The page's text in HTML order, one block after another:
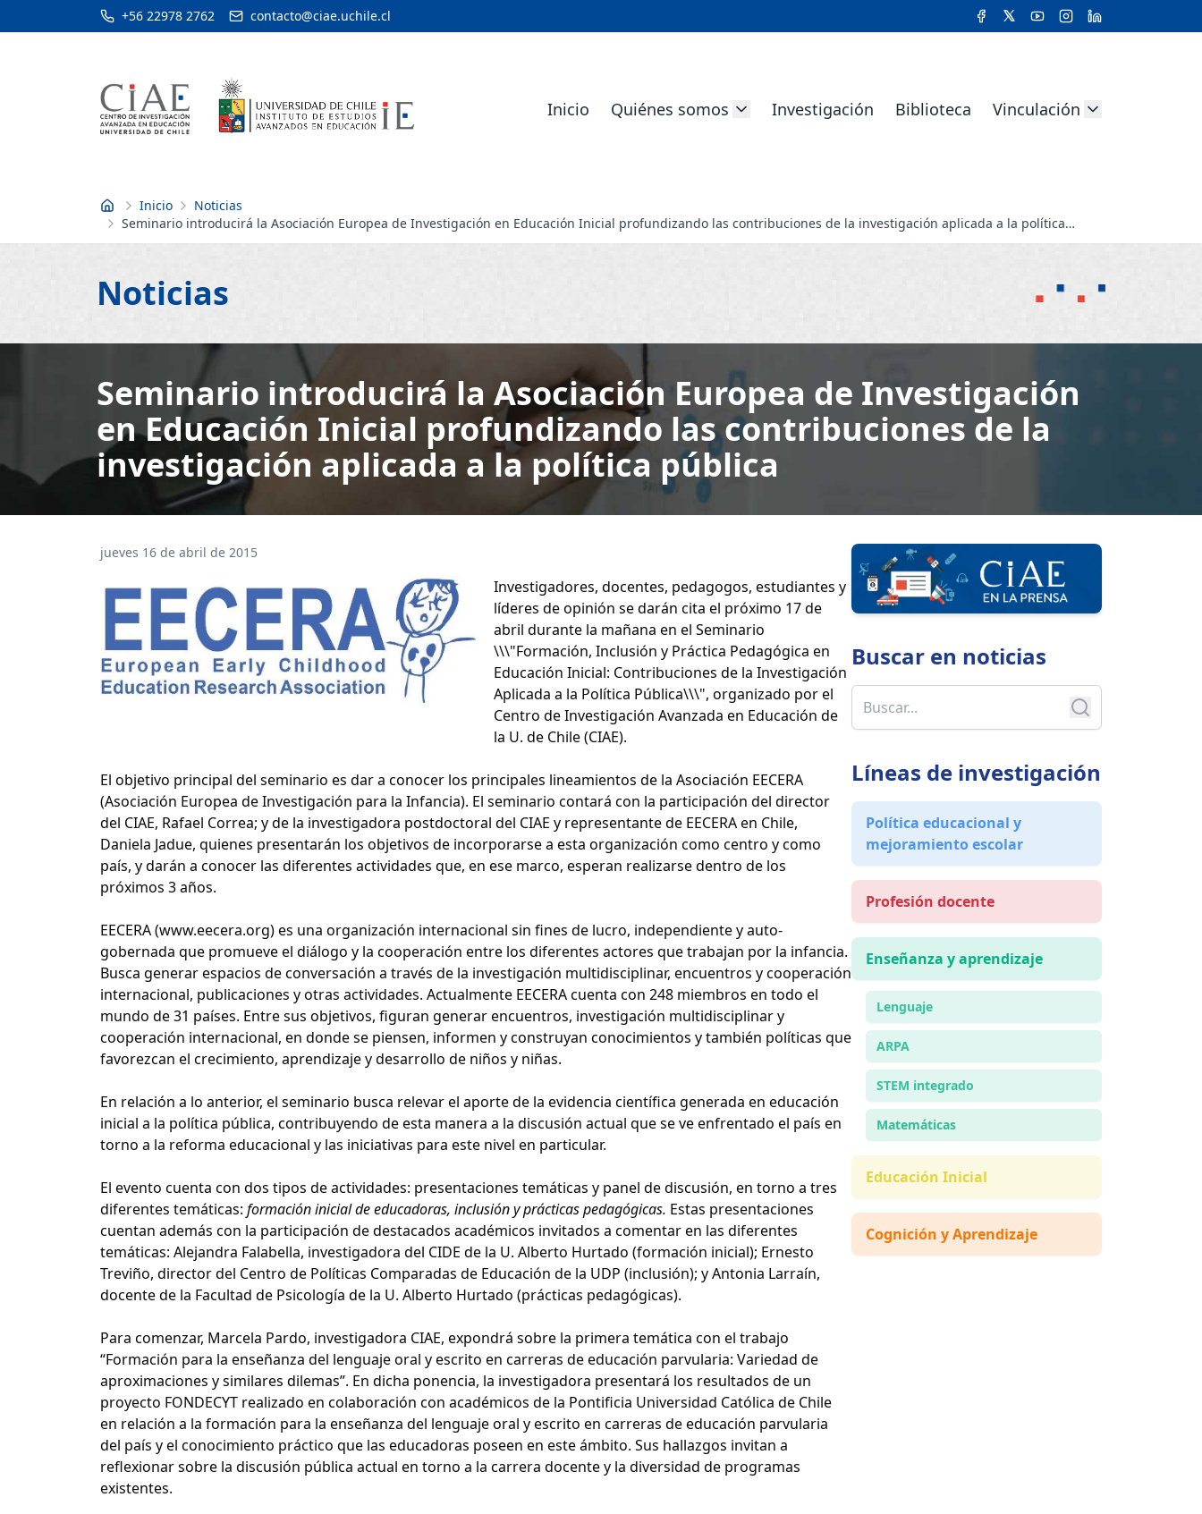
+56 22978 2762 contacto@ciae.uchile.cl
Inicio Quiénes somos Investigación Biblioteca Vinculación
Inicio Inicio
Noticias
Seminario introducirá la Asociación Europea de Investigación en Educación Inicial profundizando las contribuciones de la investigación aplicada a la política
pública
Noticias
Seminario introducirá la Asociación Europea de Investigación
en Educación Inicial profundizando las contribuciones de la
investigación aplicada a la política pública
jueves 16 de abril de 2015
Investigadores, docentes, pedagogos, estudiantes y
líderes de opinión se darán cita el próximo 17 de
abril durante la mañana en el Seminario
\\\"Formación, Inclusión y Práctica Pedagógica en
Educación Inicial: Contribuciones de la Investigación
Aplicada a la Política Pública\\\", organizado por el
Centro de Investigación Avanzada en Educación de
la U. de Chile (CIAE).
El objetivo principal del seminario es dar a conocer los principales lineamientos de la Asociación EECERA
(Asociación Europea de Investigación para la Infancia). El seminario contará con la participación del director
del CIAE, Rafael Correa; y de la investigadora postdoctoral del CIAE y representante de EECERA en Chile,
Daniela Jadue, quienes presentarán los objetivos de incorporarse a esta organización como centro y como
país, y darán a conocer las diferentes actividades que, en ese marco, esperan realizarse dentro de los
próximos 3 años.
EECERA (www.eecera.org) es una organización internacional sin fines de lucro, independiente y auto-
gobernada que promueve el diálogo y la cooperación entre los diferentes actores que trabajan por la infancia.
Busca generar espacios de conversación a través de la investigación multidisciplinar, encuentros y cooperación
internacional, publicaciones y otras actividades. Actualmente EECERA cuenta con 248 miembros en todo el
mundo de 31 países. Entre sus objetivos, figuran generar encuentros, investigación multidisciplinar y
cooperación internacional, en donde se piensen, informen y construyan conocimientos y también políticas que
favorezcan el crecimiento, aprendizaje y desarrollo de niños y niñas.
En relación a lo anterior, el seminario busca relevar el aporte de la evidencia científica generada en educación
inicial a la política pública, contribuyendo de esta manera a la discusión actual que se ve enfrentado el país en
torno a la reforma educacional y las iniciativas para este nivel en particular.
El evento cuenta con dos tipos de actividades: presentaciones temáticas y panel de discusión, en torno a tres
diferentes temáticas: formación inicial de educadoras, inclusión y prácticas pedagógicas. Estas presentaciones
cuentan además con la participación de destacados académicos invitados a comentar en las diferentes
temáticas: Alejandra Falabella, investigadora del CIDE de la U. Alberto Hurtado (formación inicial); Ernesto
Treviño, director del Centro de Políticas Comparadas de Educación de la UDP (inclusión); y Antonia Larraín,
docente de la Facultad de Psicología de la U. Alberto Hurtado (prácticas pedagógicas).
Para comenzar, Marcela Pardo, investigadora CIAE, expondrá sobre la primera temática con el trabajo
“Formación para la enseñanza del lenguaje oral y escrito en carreras de educación parvularia: Variedad de
aproximaciones y similares dilemas”. En dicha ponencia, la investigadora presentará los resultados de un
proyecto FONDECYT realizado en colaboración con académicos de la Pontificia Universidad Católica de Chile
en relación a la formación para la enseñanza del lenguaje oral y escrito en carreras de educación parvularia
del país y el conocimiento práctico que las educadoras poseen en este ámbito. Sus hallazgos invitan a
reflexionar sobre la discusión pública actual en torno a la carrera docente y la diversidad de programas
existentes.
Buscar en noticias
Líneas de investigación
Política educacional y
mejoramiento escolar
Profesión docente
Enseñanza y aprendizaje
Lenguaje
ARPA
STEM integrado
Matemáticas
Educación Inicial
Cognición y Aprendizaje